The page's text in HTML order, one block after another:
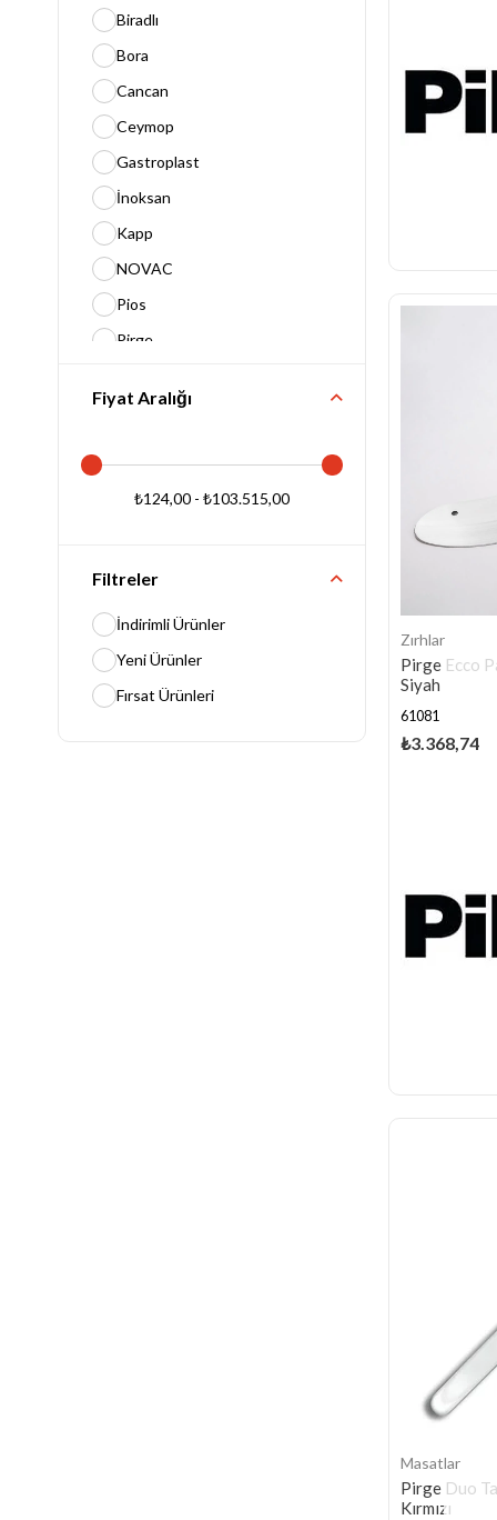
Yeni Ürünler
Bulaşıkhane Ekipmanları
Outdoor Ekipmanları
İçecek Makineleri
E- Katalog
Blog
Temizlik ve Hijyen
Kağıt Ürünleri ve Dispenserleri
Biradlı
Bora
Cancan
Ceymop
Gastroplast
İnoksan
Kapp
NOVAC
Pios
Pirge
Remta
Fiyat Aralığı
₺124,00 - ₺103.515,00
Filtreler
İndirimli Ürünler
Yeni Ürünler
Fırsat Ürünleri
Zırhlar
Pirge Ecco
Siyah
61081
₺3.368,74
Masatlar
Pirge Duo
Kırmızı